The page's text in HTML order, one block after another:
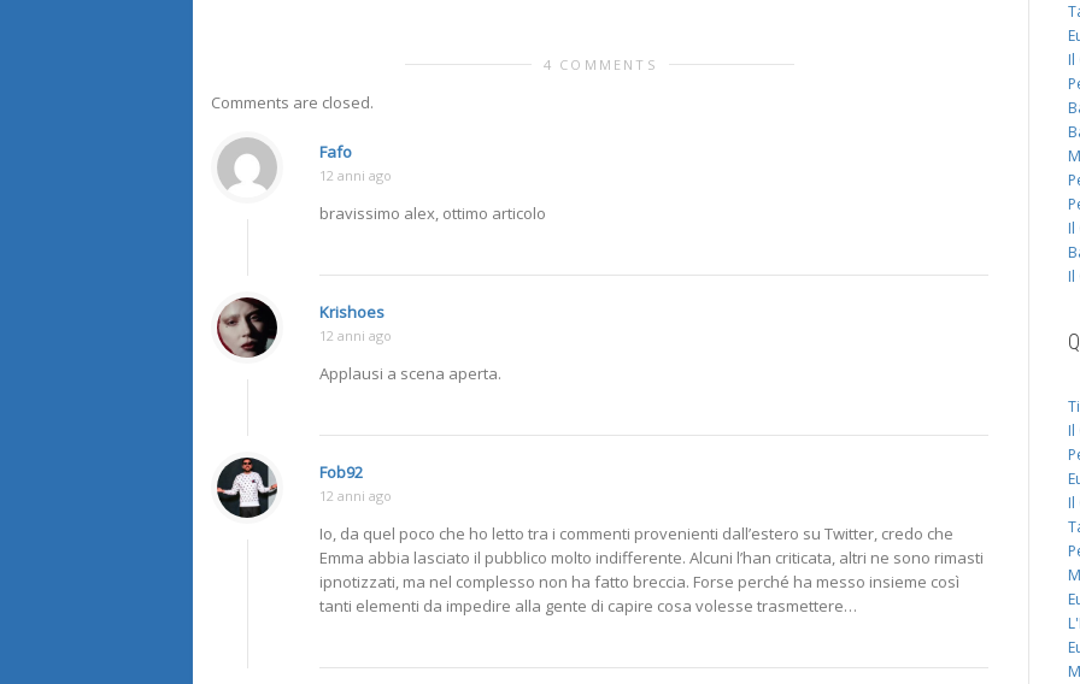
4 COMMENTS
Comments are closed.
Fafo
12 anni ago
bravissimo alex, ottimo articolo
Krishoes
12 anni ago
Applausi a scena aperta.
Fob92
12 anni ago
Io, da quel poco che ho letto tra i commenti provenienti dall’estero su Twitter, credo che
Emma abbia lasciato il pubblico molto indifferente. Alcuni l’han criticata, altri ne sono rimasti
ipnotizzati, ma nel complesso non ha fatto breccia. Forse perché ha messo insieme così
tanti elementi da impedire alla gente di capire cosa volesse trasmettere…
Il
Il
Il
Il
Il